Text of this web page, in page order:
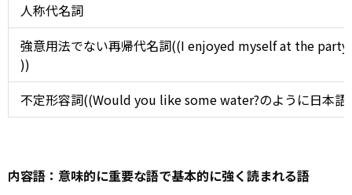
人称代名詞
強意用法でない再帰代名詞((I enjoyed myself at the
))
不定形容詞((Would you like some water?のように日本
内容語：意味的に重要な語で基本的に強く読まれる語